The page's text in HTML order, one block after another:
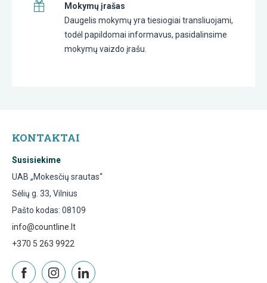
Mokymų įrašas
Daugelis mokymų yra tiesiogiai transliuojami,
todėl papildomai informavus, pasidalinsime
mokymų vaizdo įrašu.
KONTAKTAI
Susisiekime
UAB „Mokesčių srautas“
Sėlių g. 33, Vilnius
Pašto kodas: 08109
info@countline.lt
+370 5 263 9922